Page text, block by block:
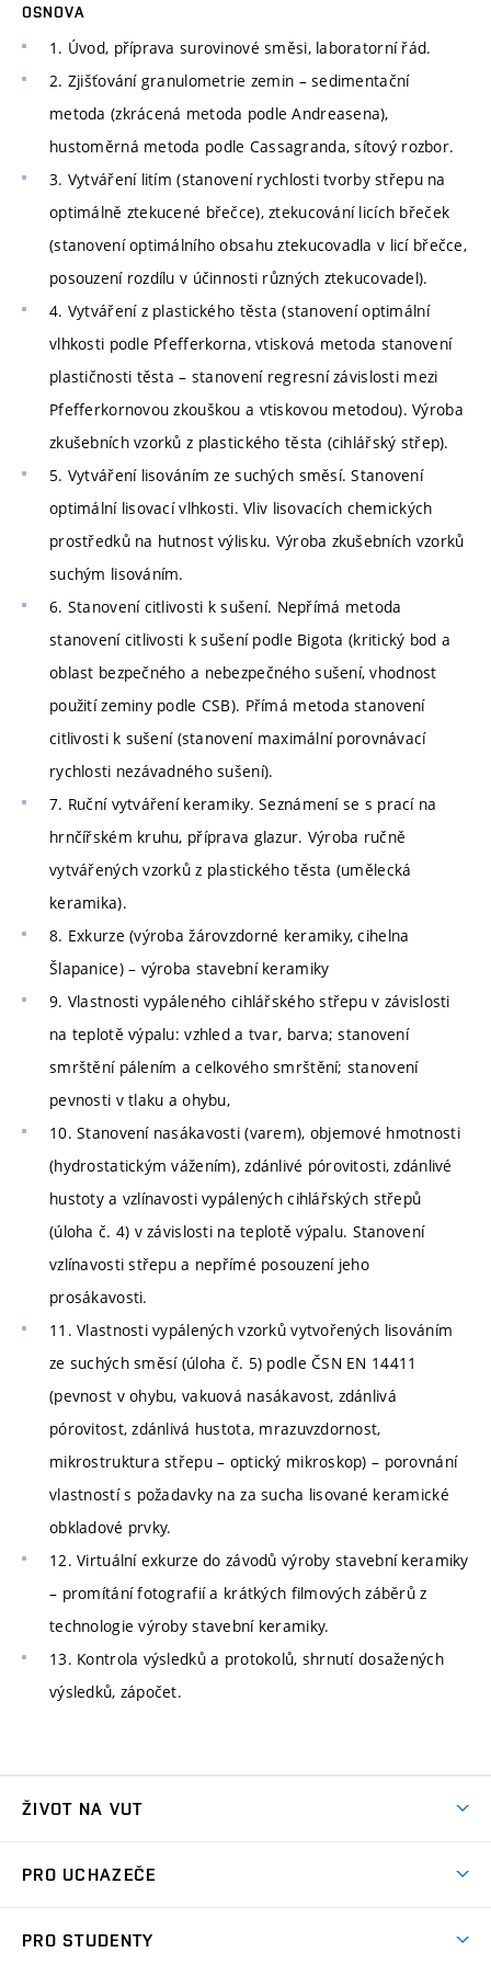
OSNOVA
1. Úvod, příprava surovinové směsi, laboratorní řád.
2. Zjišťování granulometrie zemin – sedimentační
metoda (zkrácená metoda podle Andreasena),
hustoměrná metoda podle Cassagranda, sítový rozbor.
3. Vytváření litím (stanovení rychlosti tvorby střepu na
optimálně ztekucené břečce), ztekucování licích břeček
(stanovení optimálního obsahu ztekucovadla v licí břečce,
posouzení rozdílu v účinnosti různých ztekucovadel).
4. Vytváření z plastického těsta (stanovení optimální
vlhkosti podle Pfefferkorna, vtisková metoda stanovení
plastičnosti těsta – stanovení regresní závislosti mezi
Pfefferkornovou zkouškou a vtiskovou metodou). Výroba
zkušebních vzorků z plastického těsta (cihlářský střep).
5. Vytváření lisováním ze suchých směsí. Stanovení
optimální lisovací vlhkosti. Vliv lisovacích chemických
prostředků na hutnost výlisku. Výroba zkušebních vzorků
suchým lisováním.
6. Stanovení citlivosti k sušení. Nepřímá metoda
stanovení citlivosti k sušení podle Bigota (kritický bod a
oblast bezpečného a nebezpečného sušení, vhodnost
použití zeminy podle CSB). Přímá metoda stanovení
citlivosti k sušení (stanovení maximální porovnávací
rychlosti nezávadného sušení).
7. Ruční vytváření keramiky. Seznámení se s prací na
hrnčířském kruhu, příprava glazur. Výroba ručně
vytvářených vzorků z plastického těsta (umělecká
keramika).
8. Exkurze (výroba žárovzdorné keramiky, cihelna
Šlapanice) – výroba stavební keramiky
9. Vlastnosti vypáleného cihlářského střepu v závislosti
na teplotě výpalu: vzhled a tvar, barva; stanovení
smrštění pálením a celkového smrštění; stanovení
pevnosti v tlaku a ohybu,
10. Stanovení nasákavosti (varem), objemové hmotnosti
(hydrostatickým vážením), zdánlivé pórovitosti, zdánlivé
hustoty a vzlínavosti vypálených cihlářských střepů
(úloha č. 4) v závislosti na teplotě výpalu. Stanovení
vzlínavosti střepu a nepřímé posouzení jeho
prosákavosti.
11. Vlastnosti vypálených vzorků vytvořených lisováním
ze suchých směsí (úloha č. 5) podle ČSN EN 14411
(pevnost v ohybu, vakuová nasákavost, zdánlivá
pórovitost, zdánlivá hustota, mrazuvzdornost,
mikrostruktura střepu – optický mikroskop) – porovnání
vlastností s požadavky na za sucha lisované keramické
obkladové prvky.
12. Virtuální exkurze do závodů výroby stavební keramiky
– promítání fotografií a krátkých filmových záběrů z
technologie výroby stavební keramiky.
13. Kontrola výsledků a protokolů, shrnutí dosažených
výsledků, zápočet.
ŽIVOT NA VUT
Koleje
PRO UCHAZEČE
PRO STUDENTY